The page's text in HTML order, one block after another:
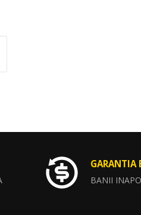
GARANTIA
BANII